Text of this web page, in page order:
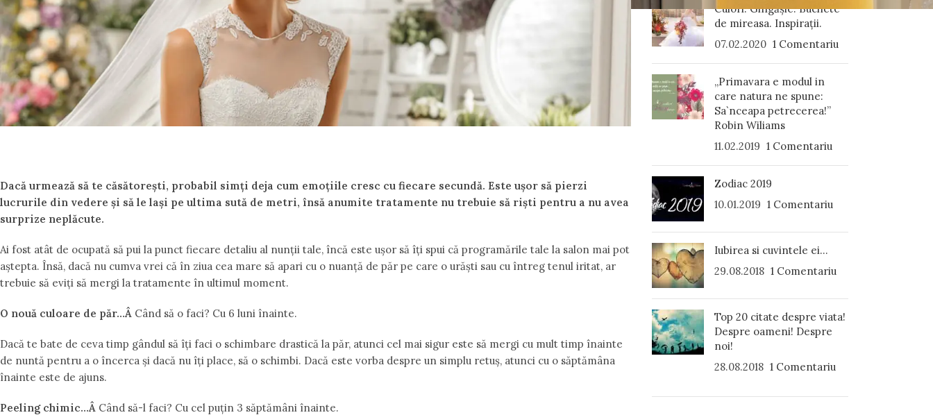
Dacă urmează să te căsătorești, probabil simți deja cum emoțiile cresc cu fiecare secundă. Este ușor să pierzi
lucrurile din vedere și să le lași pe ultima sută de metri, însă anumite tratamente nu trebuie să riști pentru a nu avea
surprize neplăcute.
Ai fost atât de ocupată să pui la punct fiecare detaliu al nunții tale, încă este ușor să îți spui că programările tale la salon mai pot
aștepta. Însă, dacă nu cumva vrei că în ziua cea mare să apari cu o nuanță de păr pe care o urăști sau cu întreg tenul iritat, ar
trebuie să eviți să mergi la tratamente în ultimul moment.
O nouă culoare de păr…Â Când să o faci? Cu 6 luni înainte.
Dacă te bate de ceva timp gândul să îți faci o schimbare drastică la păr, atunci cel mai sigur este să mergi cu mult timp înainte
de nuntă pentru a o încerca și dacă nu îți place, să o schimbi. Dacă este vorba despre un simplu retuș, atunci cu o săptămâna
înainte este de ajuns.
Peeling chimic…Â Când să-l faci? Cu cel puțin 3 săptămâni înainte.
Culori. Gingășie. Buchete
de mireasa. Inspirații.
07.02.2020 1 Comentariu
„Primavara e modul in
care natura ne spune:
Sa`nceapa petrecerea!”
Robin Wiliams
11.02.2019 1 Comentariu
Zodiac 2019
10.01.2019 1 Comentariu
Iubirea si cuvintele ei…
29.08.2018 1 Comentariu
Top 20 citate despre viata!
Despre oameni! Despre
noi!
28.08.2018 1 Comentariu